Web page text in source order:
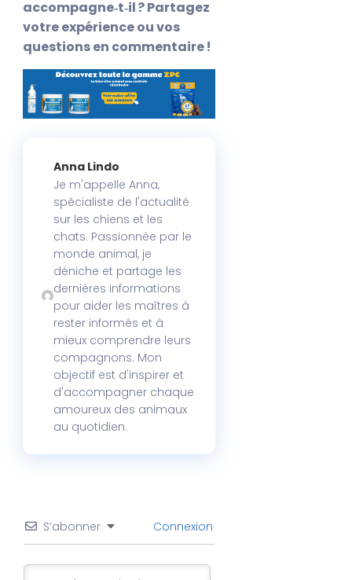
accompagne‑t‑il ? Partagez
votre expérience ou vos
questions en commentaire !
Anna Lindo
Je m'appelle Anna,
spécialiste de l'actualité
sur les chiens et les
chats. Passionnée par le
monde animal, je
déniche et partage les
dernières informations
pour aider les maîtres à
rester informés et à
mieux comprendre leurs
compagnons. Mon
objectif est d'inspirer et
d'accompagner chaque
amoureux des animaux
au quotidien.
S’abonner Connexion